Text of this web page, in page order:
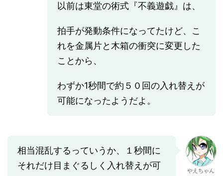
以前は東堂の術式『不義遊戯』は、
拍手が発動条件になってたけど、こ
れを金属片と木箱の衝突に変更した
ことから、
わずか1秒間で約５０回の入れ替えが
可能になったようだよ。
相当混乱するっていうか、１秒間に
それだけ目まぐるしく入れ替えが可
やえちゃん